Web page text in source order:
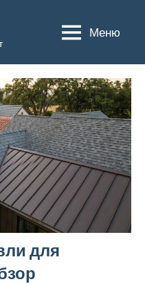
Меню
для